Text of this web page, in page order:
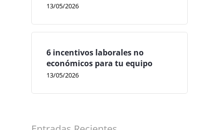
13/05/2026
6 incentivos laborales no
económicos para tu equipo
13/05/2026